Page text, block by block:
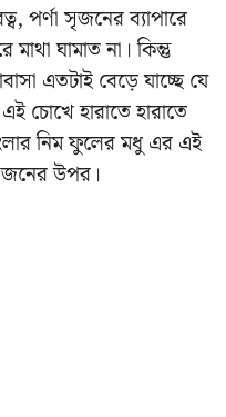
পর্ণা সৃজনের ব্যাপারে
মাথা ঘামাত না। কিন্তু
এতটাই বেড়ে যাচ্ছে যে
চোখে হারাতে হারাতে
নিম ফুলের মধু এর এই
উপর।